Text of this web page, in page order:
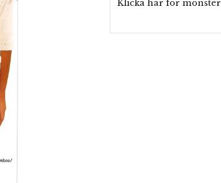
Klicka här för mönster